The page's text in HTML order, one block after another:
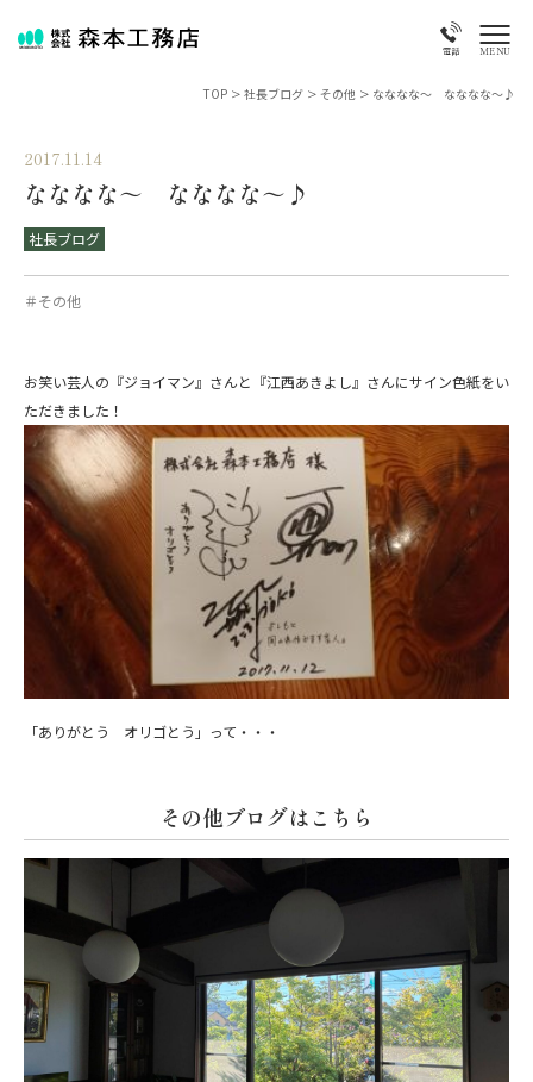
電話 MENU
TOP > 社長ブログ > その他 > なななな～ なななな～♪
2017.11.14
なななな～ なななな～♪
社長ブログ
＃その他
お笑い芸人の『ジョイマン』さんと『江西あきよし』さんにサイン色紙をい
ただきました！
「ありがとう オリゴとう」って・・・
その他ブログはこちら